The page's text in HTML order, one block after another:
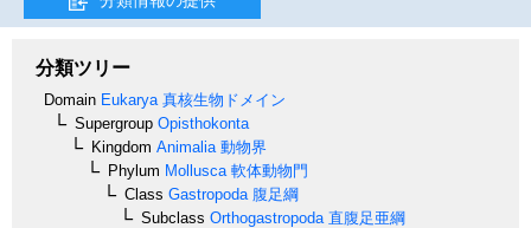
分類ツリー
Domain Eukarya 真核生物ドメイン
Supergroup Opisthokonta
Kingdom Animalia 動物界
Phylum Mollusca 軟体動物門
Class Gastropoda 腹足綱
Subclass Orthogastropoda 直腹足亜綱